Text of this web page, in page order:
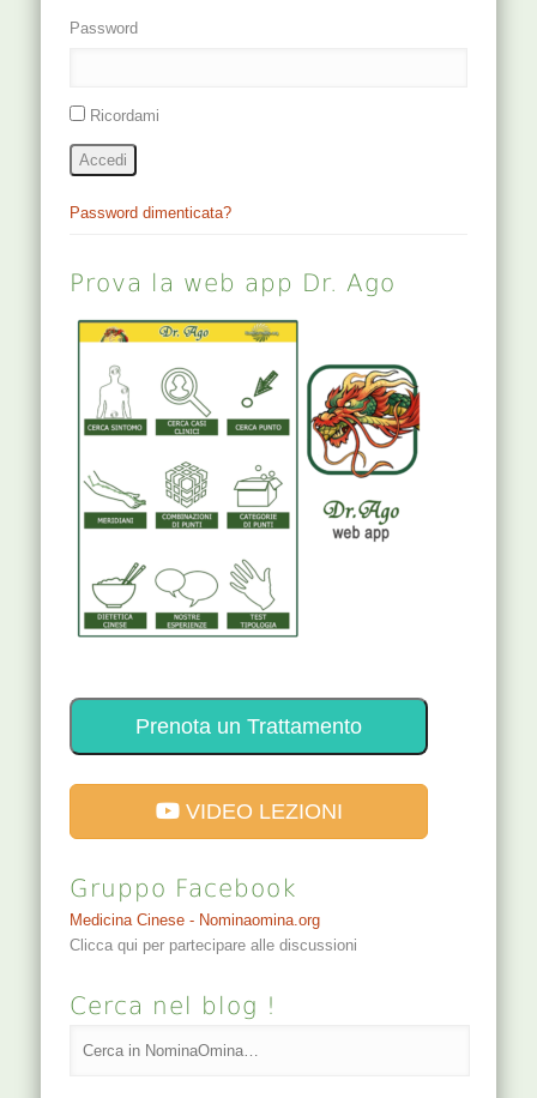
Password
Ricordami
Accedi
Password dimenticata?
Prova la web app Dr. Ago
Prenota un Trattamento
VIDEO LEZIONI
Gruppo Facebook
Medicina Cinese - Nominaomina.org
Clicca qui per partecipare alle discussioni
Cerca nel blog !